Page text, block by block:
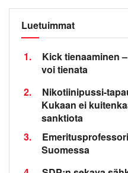
Luetuimmat
1.
Kick tienaaminen
voi tienata
2.
Nikotiinipussi-
Kukaan ei
sanktiota
3.
Suomessa